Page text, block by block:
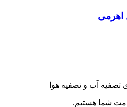
اهرمی
تصفیه آب و تصفیه هوا
شما هستیم.